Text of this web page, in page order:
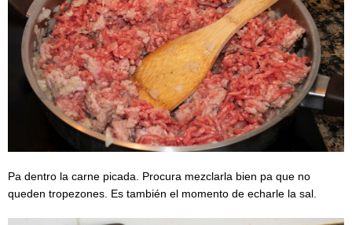
Pa dentro la carne picada. Procura mezclarla bien pa que no
queden tropezones. Es también el momento de echarle la sal.